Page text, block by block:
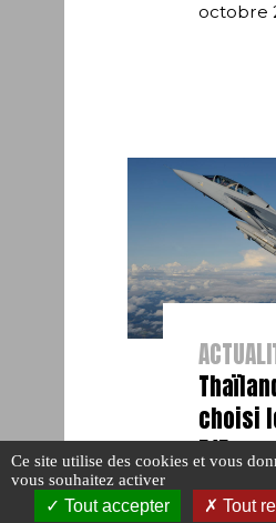
octobre
choisi
E/F.
Ce site utilise des cookies et vous
vous souhaitez activer
Tout accepter Tout